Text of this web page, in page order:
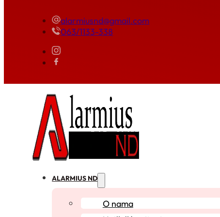
alarmiusnd@gmail.com
063/1133-338
ALARMIUS ND
O nama